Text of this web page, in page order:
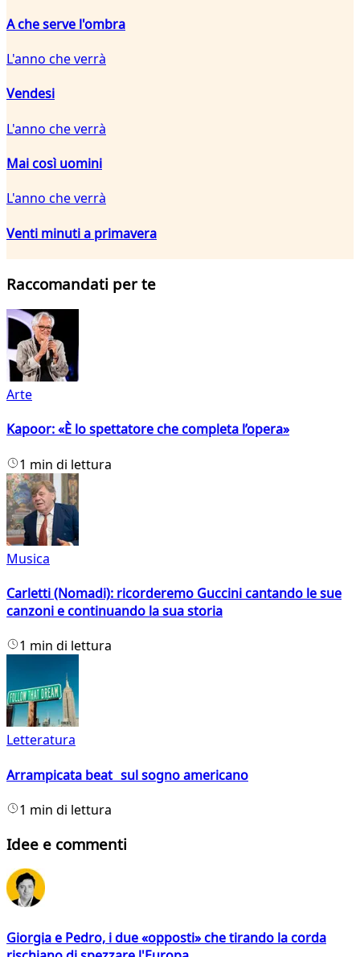
A che serve l'ombra
L'anno che verrà
Vendesi
L'anno che verrà
Mai così uomini
L'anno che verrà
Venti minuti a primavera
Raccomandati per te
Arte
Kapoor: «È lo spettatore che completa l’opera»
1 min di lettura
Musica
Carletti (Nomadi): ricorderemo Guccini cantando le sue
canzoni e continuando la sua storia
1 min di lettura
Letteratura
Arrampicata beat sul sogno americano
1 min di lettura
Idee e commenti
Giorgia e Pedro, i due «opposti» che tirando la corda